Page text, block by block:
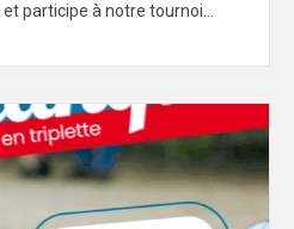
participe à notre tournoi...